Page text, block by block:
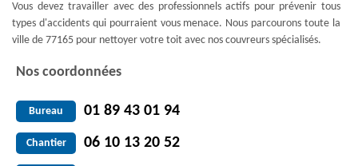
Vous devez travailler avec des professionnels actifs pour prévenir tous
types d'accidents qui pourraient vous menace. Nous parcourons toute la
ville de 77165 pour nettoyer votre toit avec nos couvreurs spécialisés.
Nos coordonnées
Bureau 01 89 43 01 94
Chantier 06 10 13 20 52